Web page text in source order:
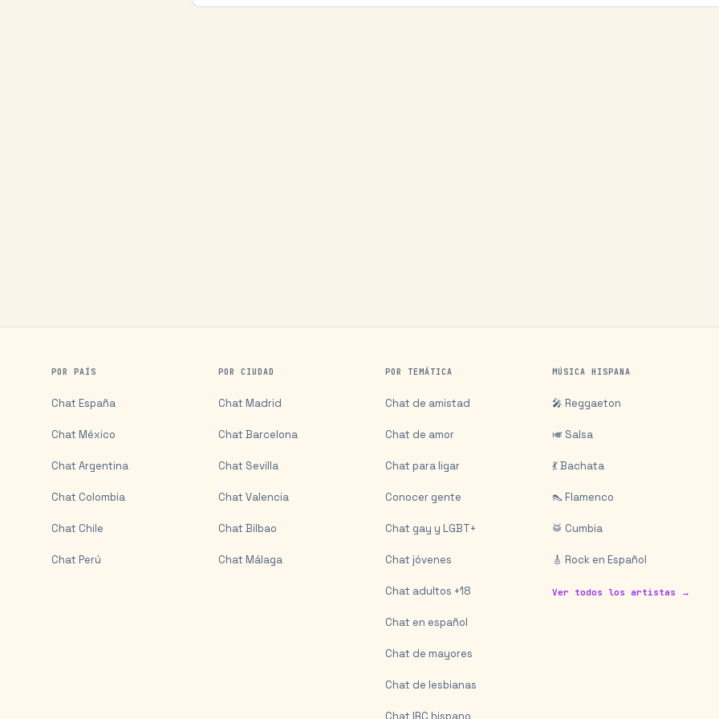
POR PAÍS
Chat España
Chat México
Chat Argentina
Chat Colombia
Chat Chile
Chat Perú
POR CIUDAD
Chat Madrid
Chat Barcelona
Chat Sevilla
Chat Valencia
Chat Bilbao
Chat Málaga
POR TEMÁTICA
Chat de amistad
Chat de amor
Chat para ligar
Conocer gente
Chat gay y LGBT+
Chat jóvenes
Chat adultos +18
Chat en español
Chat de mayores
Chat de lesbianas
Chat IRC hispano
MÚSICA HISPANA
🎤 Reggaeton
🎺 Salsa
💃 Bachata
👠 Flamenco
🥁 Cumbia
🎸 Rock en Español
Ver todos los artistas →